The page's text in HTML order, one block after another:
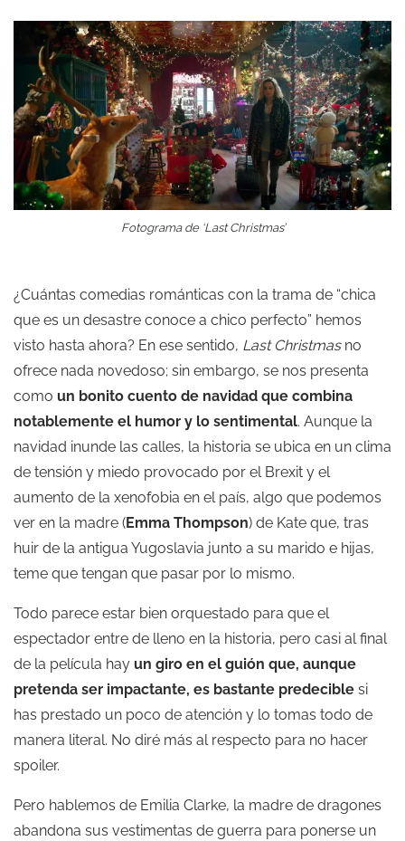
Fotograma de ‘Last Christmas’
¿Cuántas comedias románticas con la trama de “chica
que es un desastre conoce a chico perfecto” hemos
visto hasta ahora? En ese sentido, Last Christmasno
ofrece nada novedoso; sin embargo, se nos presenta
como un bonito cuento de navidad que combina
notablemente el humor y lo sentimental. Aunque la
navidad inunde las calles, la historia se ubica en un clima
de tensión y miedo provocado por el Brexit y el
aumento de la xenofobia en el país, algo que podemos
ver en la madre (Emma Thompson) de Kate que, tras
huir de la antigua Yugoslavia junto a su marido e hijas,
teme que tengan que pasar por lo mismo.
Todo parece estar bien orquestado para que el
espectador entre de lleno en la historia, pero casi al final
de la película hay un giro en el guión que, aunque
pretenda ser impactante, es bastante predecible si
has prestado un poco de atención y lo tomas todo de
manera literal. No diré más al respecto para no hacer
spoiler.
Pero hablemos de Emilia Clarke, la madre de dragones
abandona sus vestimentas de guerra para ponerse un